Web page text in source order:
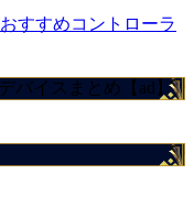
すすめコントローラ
バイスまとめ【ad】